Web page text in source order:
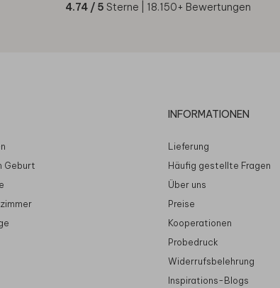
4.74 / 5 Sterne | 18.150+ Bewertungen
Geburt
INFORMATIONEN
Lieferung
Häufig gestellte Fragen
Über uns
Preise
Kooperationen
Probedruck
Widerrufsbelehrung
Inspirations-Blogs